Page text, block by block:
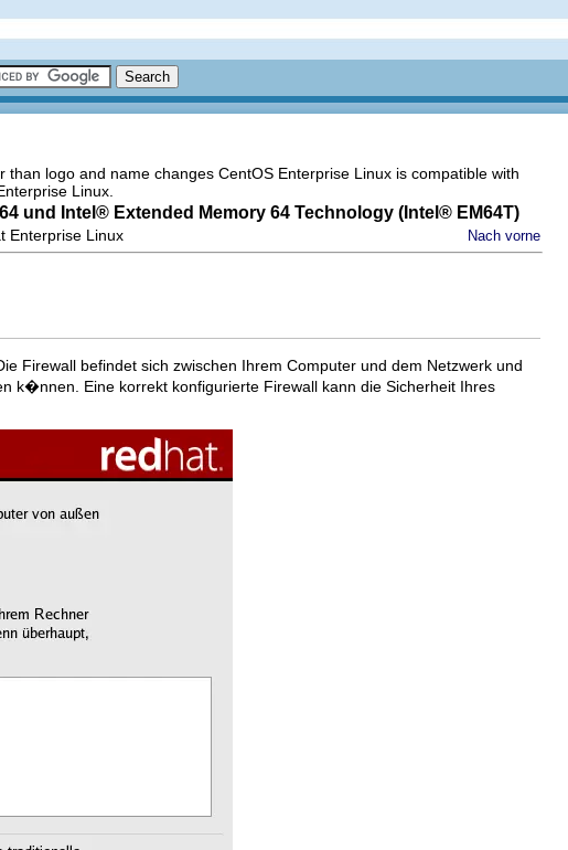
logo and name changes CentOS Enterprise Linux is compatible with
Linux.
und Intel ® Extended Memory 64 Technology ( Intel ® EM64T)
Enterprise Linux Nach vorne
Firewall befindet sich zwischen Ihrem Computer und dem Netzwerk und
k�nnen. Eine korrekt konfigurierte Firewall kann die Sicherheit Ihres